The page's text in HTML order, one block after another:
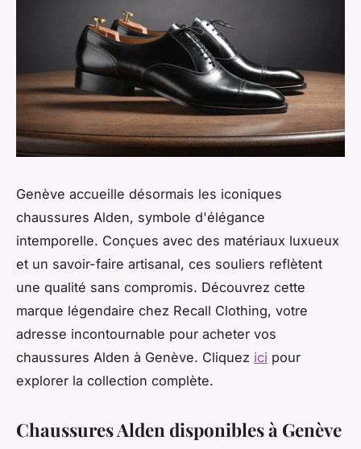
Genève accueille désormais les iconiques
chaussures Alden, symbole d'élégance
intemporelle. Conçues avec des matériaux luxueux
et un savoir-faire artisanal, ces souliers reflètent
une qualité sans compromis. Découvrez cette
marque légendaire chez Recall Clothing, votre
adresse incontournable pour acheter vos
chaussures Alden à Genève. Cliquez ici pour
explorer la collection complète.
Chaussures Alden disponibles à Genève